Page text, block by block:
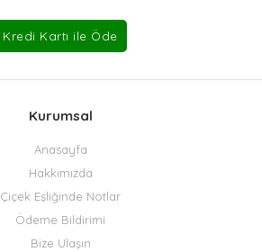
Kurumsal
Anasayfa
Hakkımızda
Çiçek Eşliğinde Notlar
Ödeme Bildirimi
Bize Ulaşın